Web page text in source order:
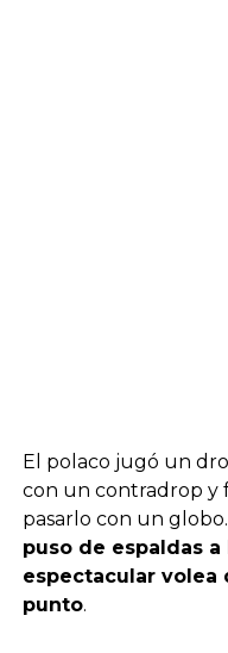
El polaco jugó un
con un contradrop y
pasarlo con un
puso de espaldas
espectacular volea
punto.